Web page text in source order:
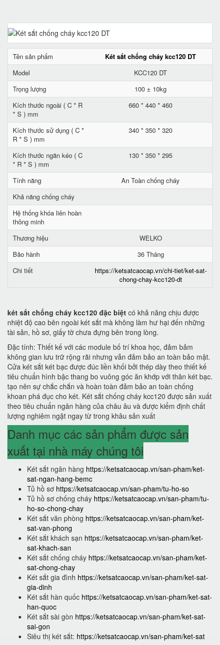
Tên sản phẩm
Két sắt chống cháy kcc120 DT
Model
KCC120 DT
Trọng lượng
100 ± 10kg
Kích thước ngoài ( C * R
* S ) mm
660 * 440 * 460
Kích thước sử dụng ( C *
R * S ) mm
340 * 350 * 320
Kích thước ngăn kéo ( C
* R * S ) mm
130 * 350 * 295
Tính năng
An Toàn chống cháy
Khả năng chống cháy
Hệ thống khóa liên hoàn
thông minh
Thương hiệu
WELKO
Bảo hành
36 Tháng
Chi tiết
https://ketsatcaocap.vn/chi-tiet/ket-sat-
chong-chay-kcc120-dt
két sắt chống cháy kcc120 đặc biệt có khả năng chịu được
nhiệt độ cao bên ngoài két sắt mà không làm hư hại đến những
tài sản, hồ sơ, giấy tờ chưa đựng bên trong lòng.
Đặc tính: Thiết kế với các module bố trí khoa học, đảm bảm
không gian lưu trữ rộng rãi nhưng vẫn đảm bảo an toàn bảo mật.
Cửa két sắt két bạc được đúc liền khối bởi thép dày theo thiết kế
tiêu chuẩn hình bậc thang bo vuông góc ăn khớp với thân két bạc.
tạo nên sự chắc chắn và hoàn toàn đảm bảo an toàn chống
khoan phá đục cho két. Két sắt chống cháy kcc120 được sản xuất
theo tiêu chuẩn ngân hàng của châu âu và được kiểm định chất
lượng nghiêm ngặt ngay từ trong khâu sản xuất
Danh mục các sản phẩm được sản
xuất tại nhà máy chúng tôi
Két sắt ngân hàng https://ketsatcaocap.vn/san-pham/ket-
sat-ngan-hang-bemc
Tủ hồ sơ https://ketsatcaocap.vn/san-pham/tu-ho-so
Tủ hồ sơ chống cháy https://ketsatcaocap.vn/san-pham/tu-
ho-so-chong-chay
Két sắt văn phòng https://ketsatcaocap.vn/san-pham/ket-
sat-van-phong
Két sắt khách sạn https://ketsatcaocap.vn/san-pham/ket-
sat-khach-san
Két sắt chống cháy https://ketsatcaocap.vn/san-pham/ket-
sat-chong-chay
Két sắt gia đình https://ketsatcaocap.vn/san-pham/ket-sat-
gia-dinh
Két sắt hàn quốc https://ketsatcaocap.vn/san-pham/ket-sat-
han-quoc
Két sắt sài gòn https://ketsatcaocap.vn/san-pham/ket-sat-
sai-gon
Siêu thị két sắt: https://ketsatcaocap.vn/san-pham/ket-sat